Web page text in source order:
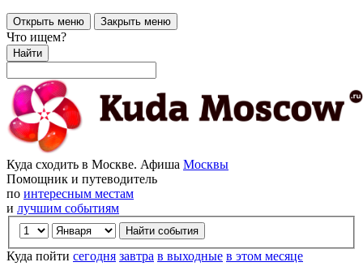
Открыть меню Закрыть меню
Что ищем?
Найти
Куда сходить в Москве. Афиша Москвы
Помощник и путеводитель
по интересным местам
и лучшим событиям
Куда пойти сегодня завтра в выходные в этом месяце